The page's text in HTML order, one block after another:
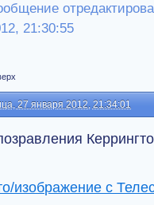
21:30:55
27 января 2012, 21:34:01